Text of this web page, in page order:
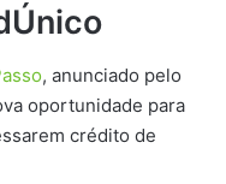
, anunciado pelo
oportunidade para
crédito de